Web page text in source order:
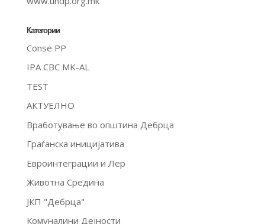
Категории
Conse PP
IPA CBC MK-AL
TEST
АКТУЕЛНО
Вработување во општина Дебрца
Граѓанска иницијатива
Евроинтеграции и Лер
Животна Средина
ЈКП "Дебрца"
Комуналини Дејности